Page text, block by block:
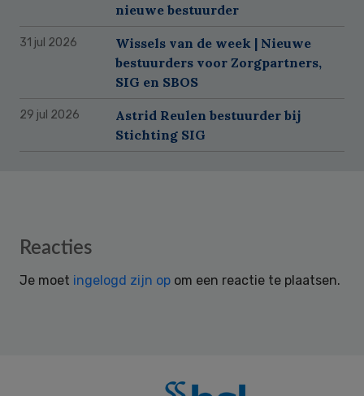
nieuwe bestuurder
31 jul 2026
Wissels van de week | Nieuwe
bestuurders voor Zorgpartners,
SIG en SBOS
29 jul 2026
Astrid Reulen bestuurder bij
Stichting SIG
Reader
Reacties
Je moet ingelogd zijn op om een reactie te plaatsen.